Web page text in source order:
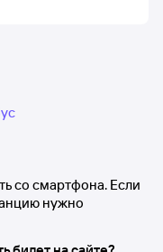
со смартфона. Если
нужно